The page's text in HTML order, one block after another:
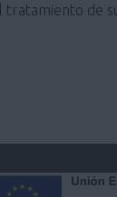
de